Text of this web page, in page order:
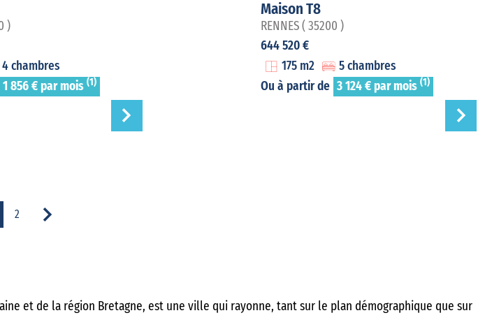
)
4 chambres
1 856 € par mois (1)
Maison T8
RENNES ( 35200 )
644 520 €
175 m2
5 chambres
Ou à partir de 3 124 € par mois (1)
2
et de la région Bretagne, est une ville qui rayonne, tant sur le plan démographique que sur